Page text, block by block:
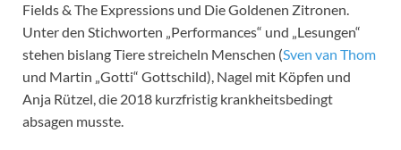
Fields & The Expressions und Die Goldenen Zitronen.
Unter den Stichworten „Performances“ und „Lesungen“
stehen bislang Tiere streicheln Menschen (Sven van Thom
und Martin „Gotti“ Gottschild), Nagel mit Köpfen und
Anja Rützel, die 2018 kurzfristig krankheitsbedingt
absagen musste.